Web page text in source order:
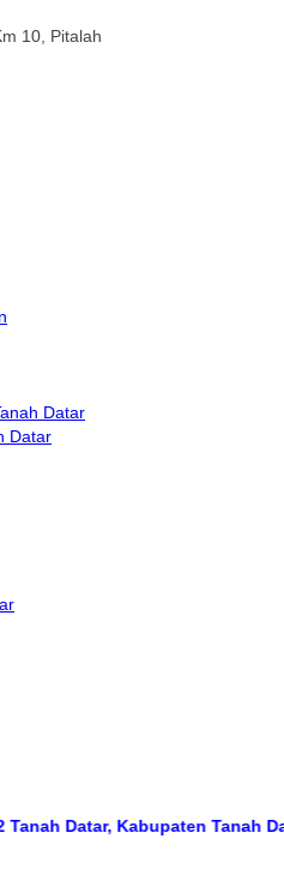
10, Pitalah
Datar
Datar
Datar, Kabupaten Tanah